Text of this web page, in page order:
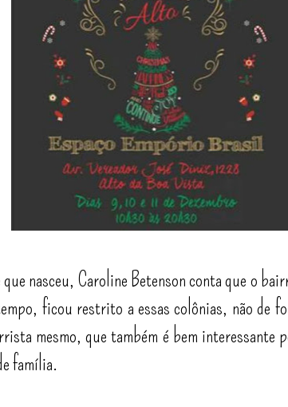
nasceu, Caroline Betenson conta que o
ficou restrito a essas colônias, não de
mesmo, que também é bem interessante
família.